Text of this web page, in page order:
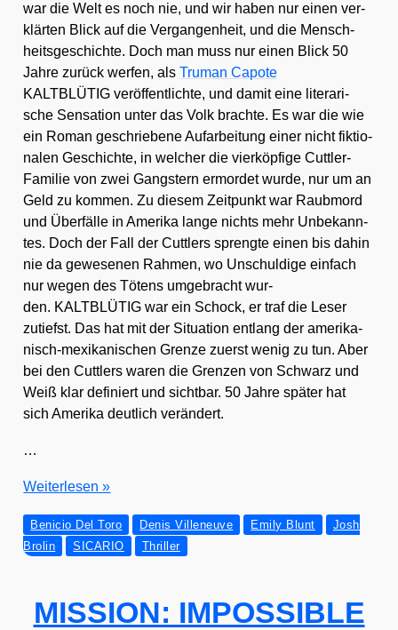
war die Welt es noch nie, und wir haben nur einen ver­
klär­ten Blick auf die Ver­gan­gen­heit, und die Mensch­
heits­ge­schich­te. Doch man muss nur einen Blick 50
Jah­re zurück wer­fen, alsTru­man Capo­te
KALTBLÜTIG ver­öf­fent­lich­te, und damit eine lite­ra­ri­
sche Sen­sa­ti­on unter das Volk brach­te. Es war die wie
ein Roman geschrie­be­ne Auf­ar­bei­tung einer nicht fik­tio­
na­len Geschich­te, in wel­cher die vier­köp­fi­ge Cuttler-
Fami­lie von zwei Gangs­tern ermor­det wur­de, nur um an
Geld zu kom­men. Zu die­sem Zeit­punkt war Raub­mord
und Über­fäl­le in Ame­ri­ka lan­ge nichts mehr Unbe­kann­
tes. Doch der Fall der Cuttlers spreng­te einen bis dahin
nie da gewe­se­nen Rah­men, wo Unschul­di­ge ein­fach
nur wegen des Tötens umge­bracht wur­
den. KALTBLÜTIG war ein Schock, er traf die Leser
zutiefst. Das hat mit der Situa­ti­on ent­lang der ame­ri­ka­
nisch-mexi­ka­ni­schen Gren­ze zuerst wenig zu tun. Aber
bei den Cuttlers waren die Gren­zen von Schwarz und
Weiß klar defi­niert und sicht­bar. 50 Jah­re spä­ter hat
sich Ame­ri­ka deut­lich ver­än­dert.
…
SICARIO
Wei­ter­le­sen »
Benicio Del Toro Denis Villeneuve Emily Blunt
Josh
Brolin
SICARIO Thriller
MISSION: IMPOSSIBLE